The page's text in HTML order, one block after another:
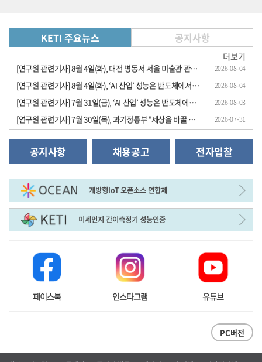
KETI 주요뉴스
[연구원 관련기사] 8월 4일(화), 대전 병동서 서울 미술관 관람… KETI, 로봇 이용 원격 문.. 2026-08-04
[연구원 관련기사] 8월 4일(화), ‘AI 산업’ 성능은 반도체에서, 경쟁력은 전동 시스템.. 2026-08-04
[연구원 관련기사] 7월 31일(금), ‘AI 산업’ 성능은 반도체에서, 경쟁력은 전동 시스템.. 2026-08-03
[연구원 관련기사] 7월 30일(목), 과기정통부 "세상을 바꿀 원천기술 과제 24개 선정", .. 2026-07-31
더보기
공지사항
공지사항 채용공고 전자입찰
개방형IoT 오픈소스 연합체
미세먼지 간이측정기 성능인증
페이스북 인스타그램 유튜브
PC버전